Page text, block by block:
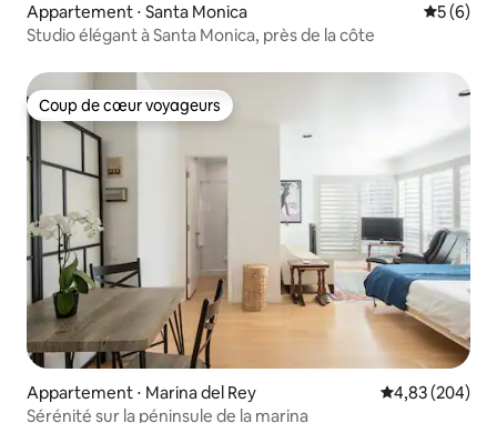
Appartement ⋅ Santa Monica
5 (6)
Studio élégant à Santa Monica, près de la côte
Coup de cœur voyageurs
Coup de cœur voyageurs
Appartement ⋅ Marina del Rey Évaluation
4,83 (204)
Sérénité sur la péninsule de la marina